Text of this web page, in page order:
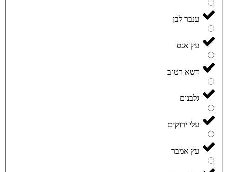
ענבר לבן
עץ אגס
דשא רטוב
גלבנום
עלי ירוקים
עץ אמבר